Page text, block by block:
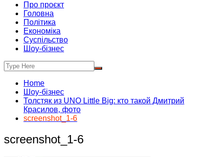
Про проєкт
Головна
Політика
Економіка
Суспільство
Шоу-бізнес
Home
Шоу-бізнес
Толстяк из UNO Little Big: кто такой Дмитрий
Красилов, фото
screenshot_1-6
screenshot_1-6